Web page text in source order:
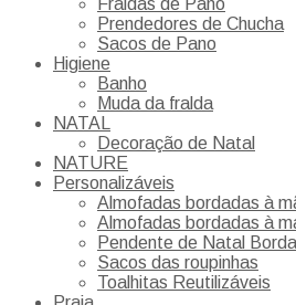
Prendedores de Chucha
Sacos de Pano
Higiene
Banho
Muda da fralda
NATAL
Decoração de Natal
NATURE
Personalizáveis
Almofadas bordadas à
Almofadas bordadas à
Pendente de Natal
Sacos das roupinhas
Toalhitas Reutilizáveis